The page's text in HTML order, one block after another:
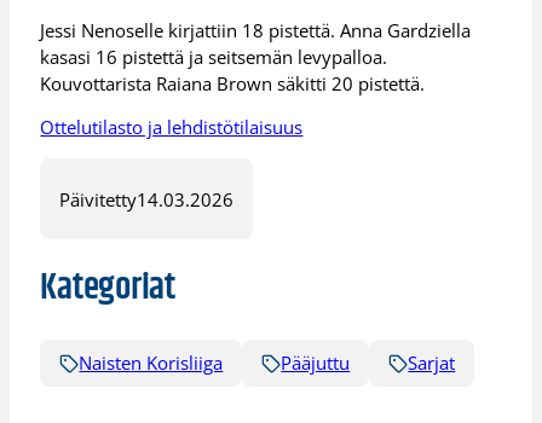
Jessi Nenoselle kirjattiin 18 pistettä. Anna Gardziella
kasasi 16 pistettä ja seitsemän levypalloa.
Kouvottarista Raiana Brown säkitti 20 pistettä.
Ottelutilasto ja lehdistötilaisuus
Päivitetty14.03.2026
Kategoriat
Naisten Korisliiga Pääjuttu Sarjat